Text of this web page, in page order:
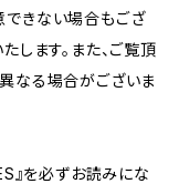
きない場合もござ
します。また、ご覧頂
なる場合がございま
』を必ずお読みにな